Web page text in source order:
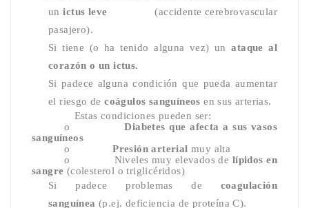
un ictus leve
(accidente cerebrovascular
pasajero).
Si tiene (o ha tenido alguna vez) un ataque al
corazón o un ictus.
Si padece alguna condición que pueda aumentar
el riesgo de coágulos sanguíneos en sus arterias.
Estas condiciones pueden ser:
o
Diabetes que afecta a sus vasos
sanguíneos
o
Presión arterial muy alta
o
Niveles muy elevados de lípidos en
sangre (colesterol o triglicéridos)
Si padece problemas de
coagulación
sanguínea (p.ej. deficiencia de proteína C).